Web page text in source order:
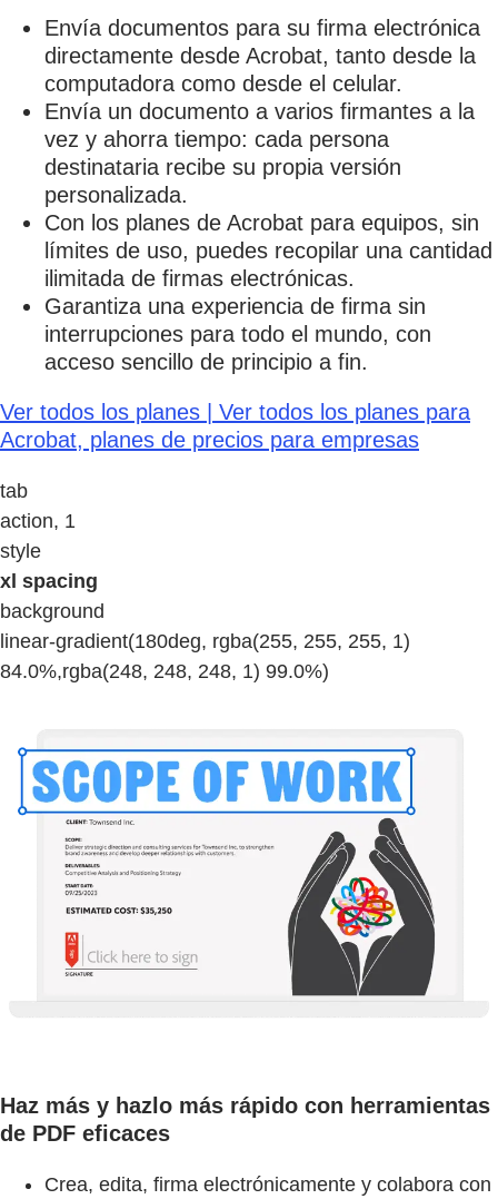
Envía documentos para su firma electrónica
directamente desde Acrobat, tanto desde la
computadora como desde el celular.
Envía un documento a varios firmantes a la
vez y ahorra tiempo: cada persona
destinataria recibe su propia versión
personalizada.
Con los planes de Acrobat para equipos, sin
límites de uso, puedes recopilar una cantidad
ilimitada de firmas electrónicas.
Garantiza una experiencia de firma sin
interrupciones para todo el mundo, con
acceso sencillo de principio a fin.
Ver todos los planes | Ver todos los planes para
Acrobat, planes de precios para empresas
tab
action, 1
style
xl spacing
background
linear-gradient(180deg, rgba(255, 255, 255, 1)
84.0%,rgba(248, 248, 248, 1) 99.0%)
Haz más y hazlo más rápido con herramientas
de PDF eficaces
Crea, edita, firma electrónicamente y colabora con